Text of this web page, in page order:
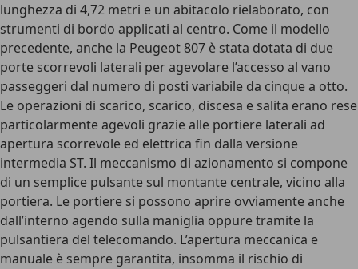
lunghezza di 4,72 metri e un abitacolo rielaborato, con
strumenti di bordo applicati al centro. Come il modello
precedente, anche la Peugeot 807 è stata dotata di due
porte scorrevoli laterali per agevolare l’accesso al vano
passeggeri dal numero di posti variabile da cinque a otto.
Le operazioni di scarico, scarico, discesa e salita erano rese
particolarmente agevoli grazie alle portiere laterali ad
apertura scorrevole ed elettrica fin dalla versione
intermedia ST. Il meccanismo di azionamento si compone
di un semplice pulsante sul montante centrale, vicino alla
portiera. Le portiere si possono aprire ovviamente anche
dall’interno agendo sulla maniglia oppure tramite la
pulsantiera del telecomando. L’apertura meccanica e
manuale è sempre garantita, insomma il rischio di